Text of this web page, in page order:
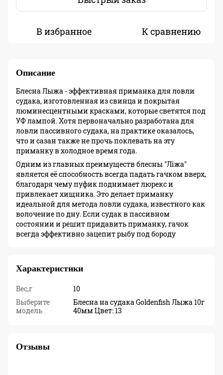
В избранное К сравнению
Описание
Блесна Лыжа - эффективная приманка для ловли
судака, изготовленная из свинца и покрытая
люминесцентными красками, которые светятся под
УФ лампой. Хотя первоначально разработана для
ловли пассивного судака, на практике оказалось,
что и сазан также не прочь поклевать на эту
приманку в холодное время года.
Одним из главных преимуществ блесны "Ліжа"
является её способность всегда падать гачком вверх,
благодаря чему пуфик поднимает люрекс и
привлекает хищника. Это делает приманку
идеальной для метода ловли судака, известного как
волочение по дну. Если судак в пассивном
состоянии и решит придавить приманку, гачок
всегда эффективно зацепит рыбу под бороду
Характеристики
Вес,г
10
Выберите
модель
Блесна на судака Goldenfish Лыжа 10г
40мм Цвет: 13
Отзывы